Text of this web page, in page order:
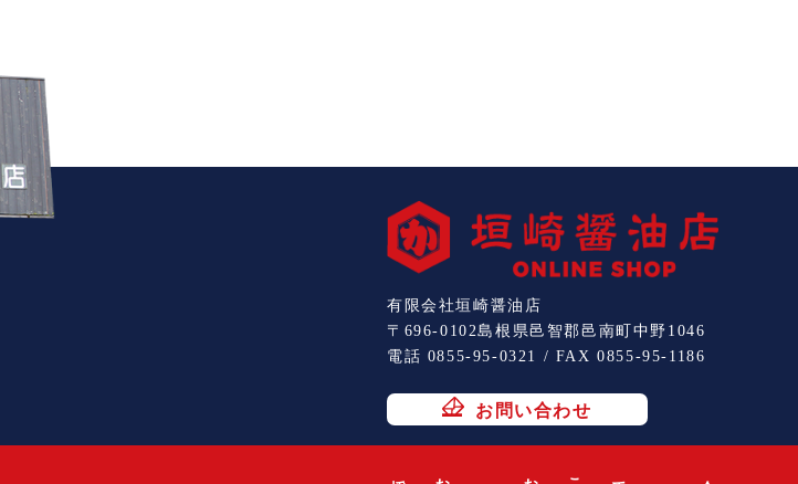
有限会社垣崎醤油店
〒696-0102島根県邑智郡邑南町中野1046
電話 0855-95-0321 / FAX 0855-95-1186
お問い合わせ
採用情報